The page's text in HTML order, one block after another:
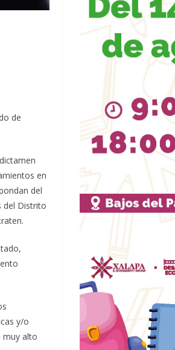
de
en
del
del Distrito
y/o
muy alto